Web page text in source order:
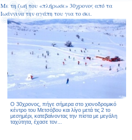
Με τη ζωή του «πλήρωσε» 30χρονος από τα
Ιωάννινα την αγάπη του για το σκι.
Ο 30χρονος, πήγε σήμερα στο χιονοδρομικό
κέντρο του Μετσόβου και λίγο μετά τις 2 το
μεσημέρι, κατεβαίνοντας την πίστα με μεγάλη
ταχύτητα, έχασε τον...